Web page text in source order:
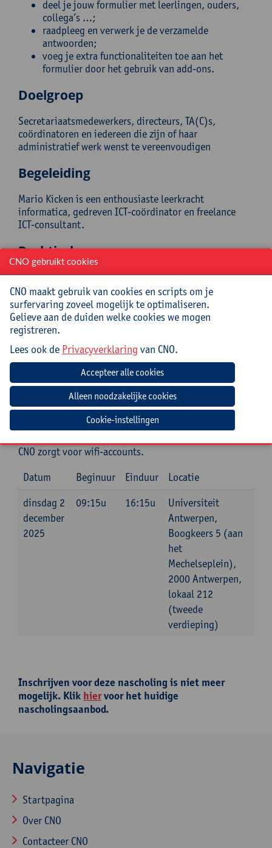
deel je jouw formulier met leerlingen, ouders,
collega’s …;
raadpleeg en verwerk je de verzamelde
antwoorden;
voeg je extra functionaliteiten toe aan het
formulier door het gebruik van add-ons.
Doelgroep
Secretariaatsmedewerkers, directeurs, TA(C)s,
coördinatoren en iedereen die zijn of haar
administratief werk wenst te vereenvoudigen
Begeleiding
Mario Kicken is een enthousiaste leerkracht
informatica, gedreven ICT-coördinator en freelance
ICT-consultant.
Praktisch
Cursuscode:25/OP/034A
Cursusmateriaal en lunch inbegrepen
Jouw bijdrage: 132 EUR.
Inlichtingen bij: Reinhilde Mampuys, ,
reinhilde.mampuys@uantwerpen.be
Mee te brengen door cursist
Opgeladen laptop (en lader) + de inloggegevens van je
CNO zorgt voor wifi-accounts.
Datum
Beginuur Einduur
Locatie
dinsdag 2
december
2025
09:15u 16:15u
Universiteit
Antwerpen,
Boogkeers 5 (aan
het
Mechelseplein),
2000 Antwerpen,
lokaal 212
(tweede
verdieping)
Inschrijven voor deze nascholing is niet meer
mogelijk. Klik hiervoor het huidige
nascholingsaanbod.
Navigatie
Startpagina
Over CNO
Contacteer CNO
CNO gebruikt cookies
CNO maakt gebruik van cookies en scripts om je
surfervaring zoveel mogelijk te optimaliseren.
Gelieve aan de duiden welke cookies we mogen
registreren.
Lees ook de Privacyverklaring van CNO.
Cookie-instellingen